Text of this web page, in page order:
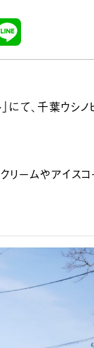
にて、千葉ウシノ
リームやアイス